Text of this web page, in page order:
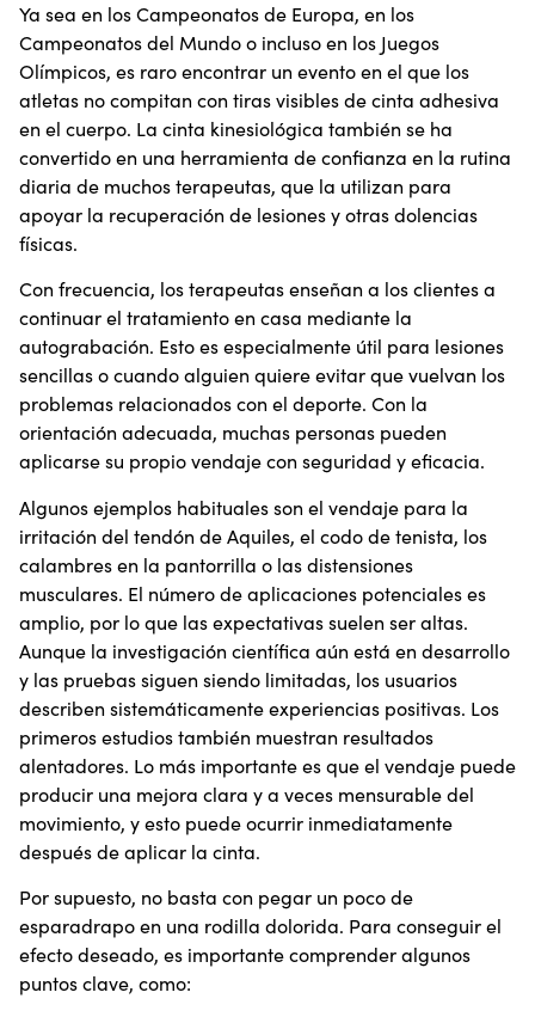
Ya sea en los Campeonatos de Europa, en los
Campeonatos del Mundo o incluso en los Juegos
Olímpicos, es raro encontrar un evento en el que los
atletas no compitan con tiras visibles de cinta adhesiva
en el cuerpo. La cinta kinesiológica también se ha
convertido en una herramienta de confianza en la rutina
diaria de muchos terapeutas, que la utilizan para
apoyar la recuperación de lesiones y otras dolencias
físicas.
Con frecuencia, los terapeutas enseñan a los clientes a
continuar el tratamiento en casa mediante la
autograbación. Esto es especialmente útil para lesiones
sencillas o cuando alguien quiere evitar que vuelvan los
problemas relacionados con el deporte. Con la
orientación adecuada, muchas personas pueden
aplicarse su propio vendaje con seguridad y eficacia.
Algunos ejemplos habituales son el vendaje para la
irritación del tendón de Aquiles, el codo de tenista, los
calambres en la pantorrilla o las distensiones
musculares. El número de aplicaciones potenciales es
amplio, por lo que las expectativas suelen ser altas.
Aunque la investigación científica aún está en desarrollo
y las pruebas siguen siendo limitadas, los usuarios
describen sistemáticamente experiencias positivas. Los
primeros estudios también muestran resultados
alentadores. Lo más importante es que el vendaje puede
producir una mejora clara y a veces mensurable del
movimiento, y esto puede ocurrir inmediatamente
después de aplicar la cinta.
Por supuesto, no basta con pegar un poco de
esparadrapo en una rodilla dolorida. Para conseguir el
efecto deseado, es importante comprender algunos
puntos clave, como: